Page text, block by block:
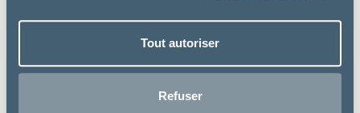
Tout autoriser
Refuser